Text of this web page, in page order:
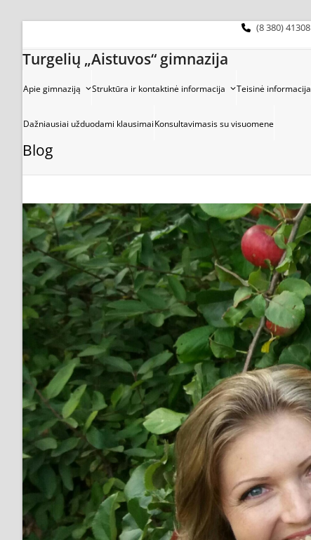
(8 380) 41308
Turgelių „Aistuvos“ gimnazija
Apie gimnaziją Struktūra ir kontaktinė informacija Teisinė informacija
Dažniausiai užduodami klausimaiKonsultavimasis su visuomene
Blog